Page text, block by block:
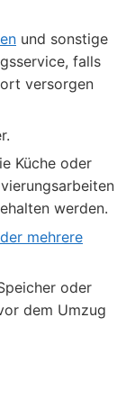
und sonstige
falls
versorgen
Küche oder
werden.
mehrere
oder
dem Umzug